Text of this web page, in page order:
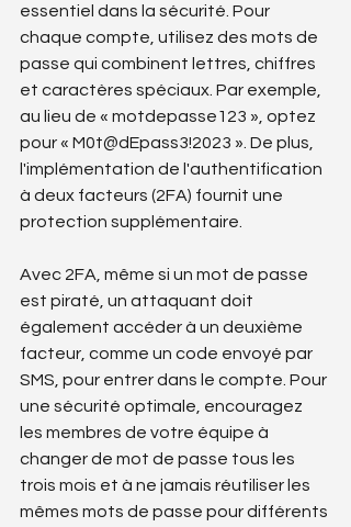
essentiel dans la sécurité. Pour
chaque compte, utilisez des mots de
passe qui combinent lettres, chiffres
et caractères spéciaux. Par exemple,
au lieu de « motdepasse123 », optez
pour « M0t@dEpass3!2023 ». De plus,
l'implémentation de l'authentification
à deux facteurs (2FA) fournit une
protection supplémentaire.
Avec 2FA, même si un mot de passe
est piraté, un attaquant doit
également accéder à un deuxième
facteur, comme un code envoyé par
SMS, pour entrer dans le compte. Pour
une sécurité optimale, encouragez
les membres de votre équipe à
changer de mot de passe tous les
trois mois et à ne jamais réutiliser les
mêmes mots de passe pour différents